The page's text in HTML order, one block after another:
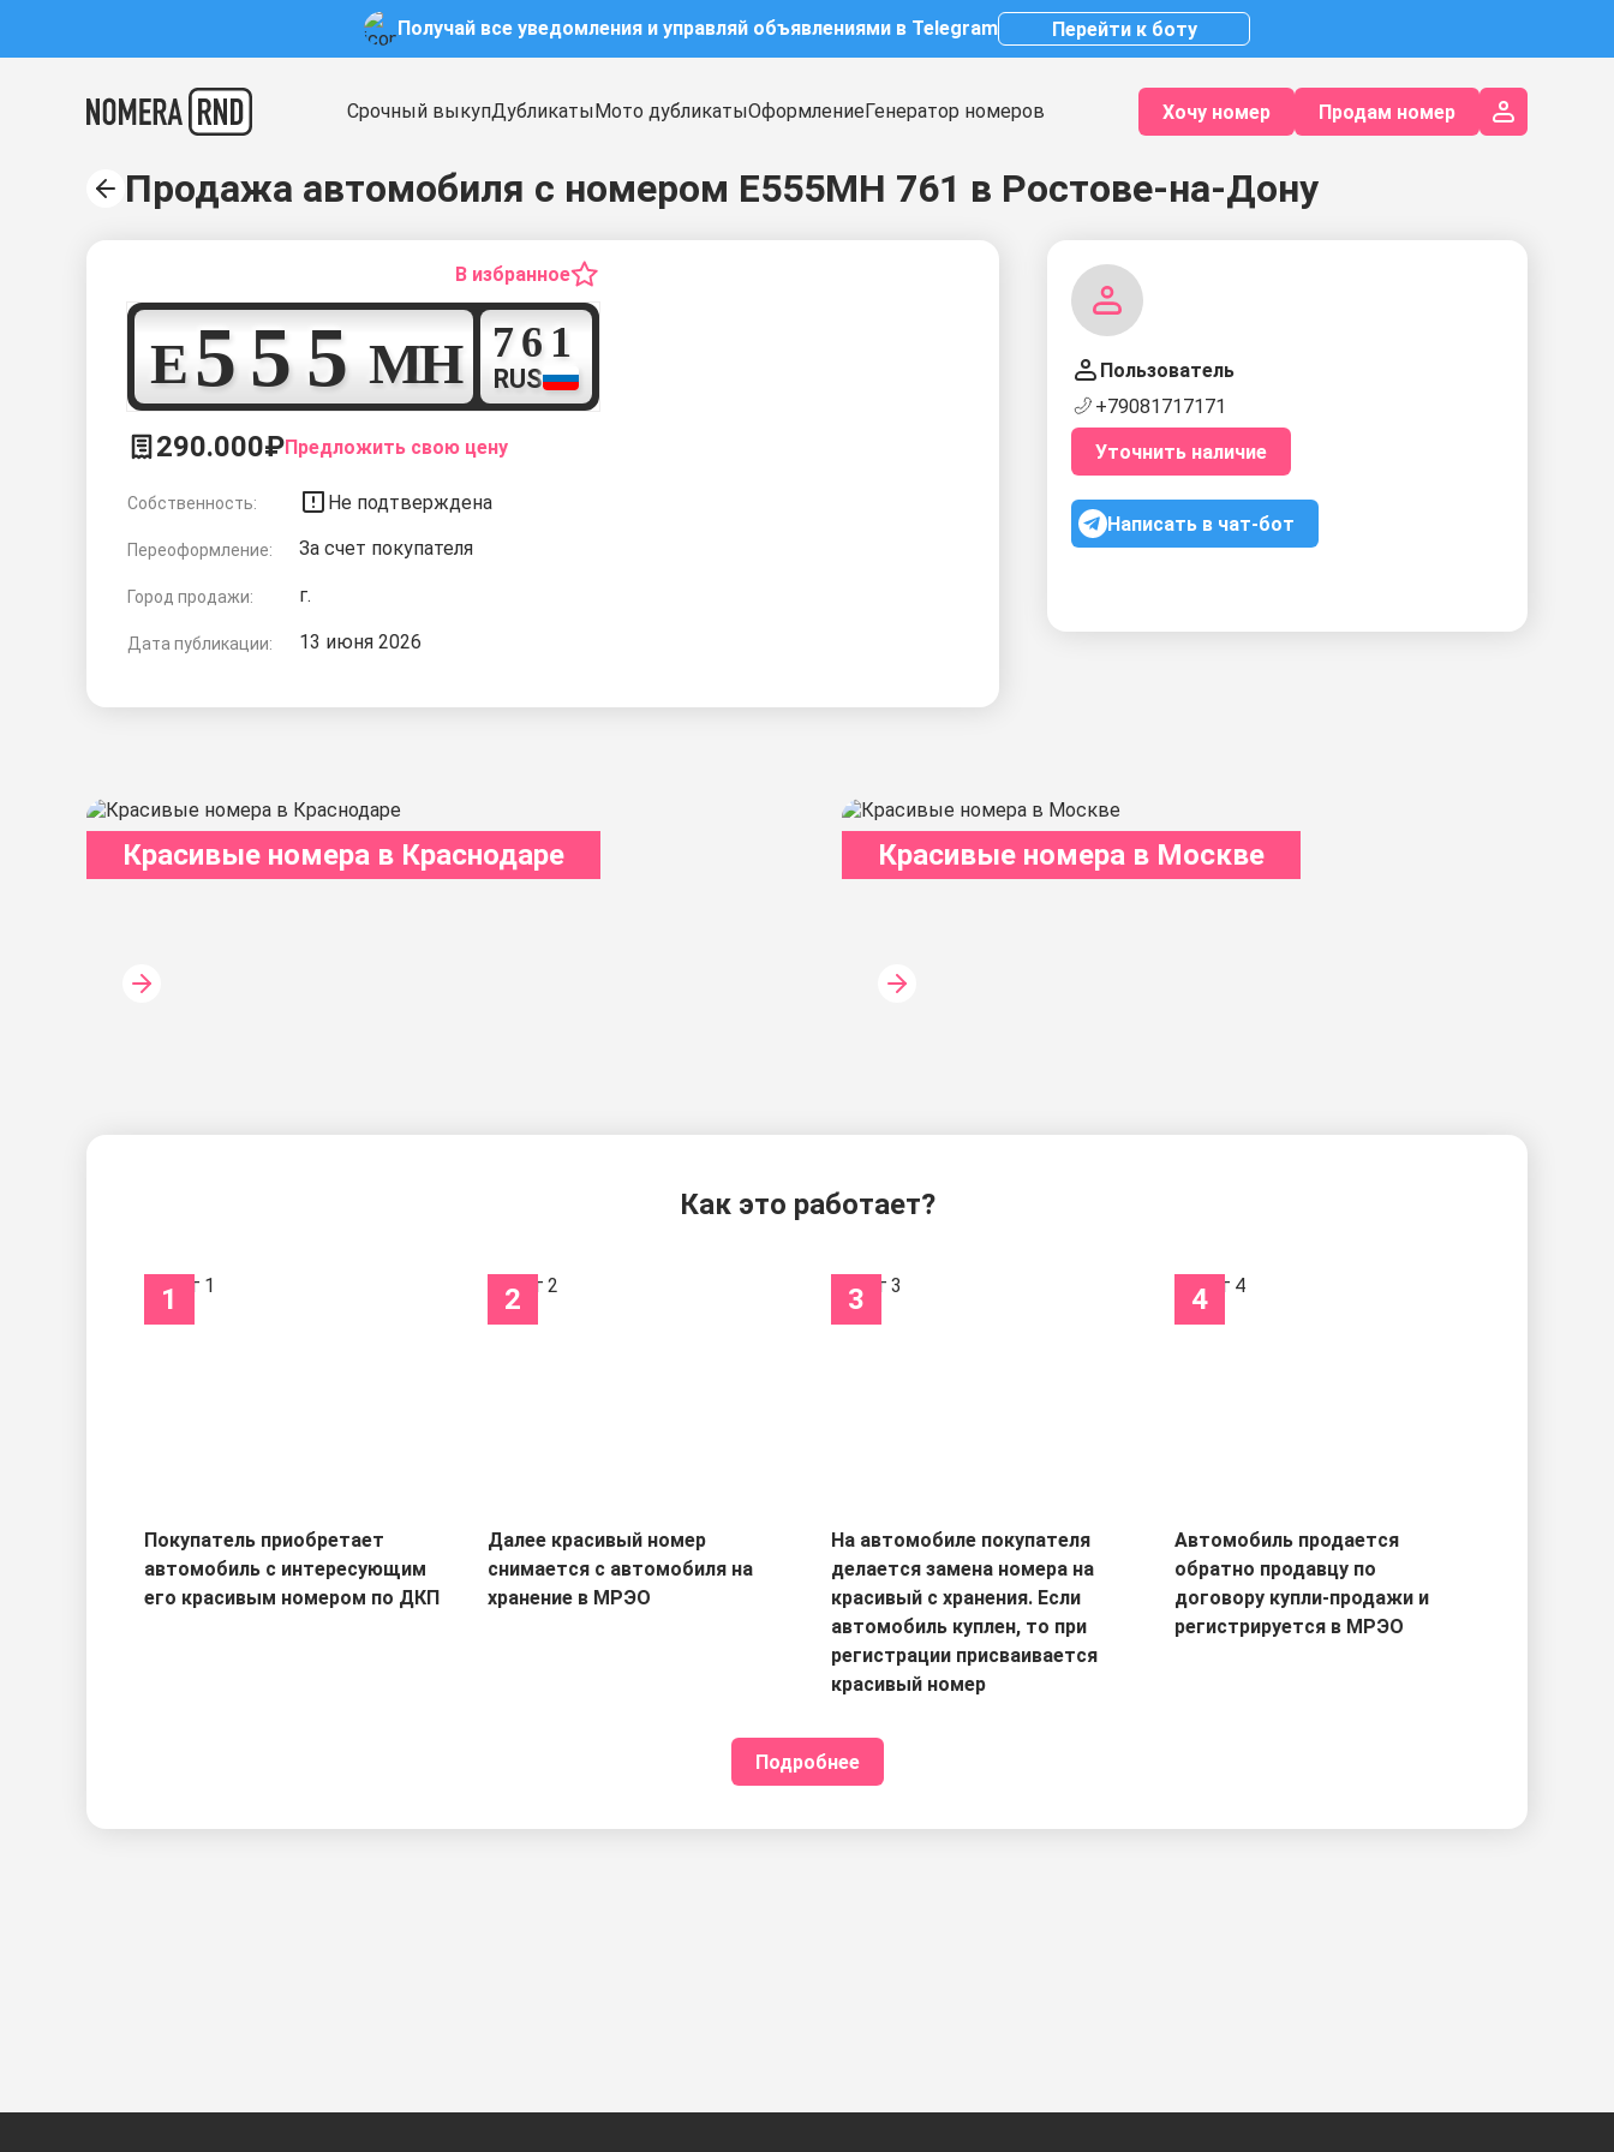
Получай все уведомления и управляй объявлениями в Telegram Перейти к боту
Срочный выкупДубликатыМото дубликатыОформлениеГенератор номеров Хочу номер Продам номер
Продажа автомобиля с номером Е555МН 761 в Ростове-на-Дону
В избранное
Е5
5
5
МН7
61
RUS
290.000₽Предложить свою цену
Собственность: Не подтверждена
Переоформление: За счет покупателя
Город продажи: г.
Дата публикации: 13 июня 2026
Пользователь
+79081717171
Уточнить наличие
Написать в чат-бот
Красивые номера в Краснодаре Красивые номера в Москве
Как это работает?
1
Покупатель приобретает
автомобиль с интересующим
его красивым номером по ДКП
2
Далее красивый номер
снимается с автомобиля на
хранение в МРЭО
3
На автомобиле покупателя
делается замена номера на
красивый с хранения. Если
автомобиль куплен, то при
регистрации присваивается
красивый номер
4
Автомобиль продается
обратно продавцу по
договору купли-продажи и
регистрируется в МРЭО
Подробнее